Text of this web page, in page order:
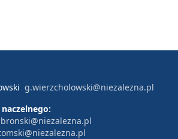
g.wierzcholowski@niezalezna.pl